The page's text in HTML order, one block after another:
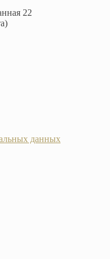
22
данных